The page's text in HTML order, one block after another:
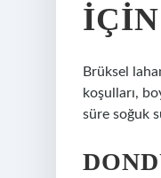
Brüksel
koşulları,
süre soğuk